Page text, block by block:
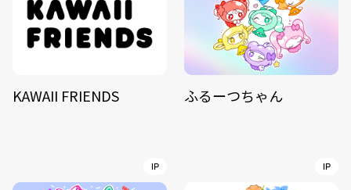
KAWAII FRIENDS ふるーつちゃん
IP IP